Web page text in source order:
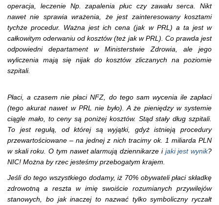
operacja, leczenie Np. zapalenia płuc czy zawału serca. Nikt
nawet nie sprawia wrażenia, że jest zainteresowany kosztami
tychże procedur. Ważna jest ich cena (jak w PRL) a ta jest w
całkowitym oderwaniu od kosztów (też jak w PRL). Co prawda jest
odpowiedni departament w Ministerstwie Zdrowia, ale jego
wyliczenia mają się nijak do kosztów zliczanych na poziomie
szpitali.
Płaci, a czasem nie płaci NFZ, do tego sam wycenia ile zapłaci
(tego akurat nawet w PRL nie było). A że pieniędzy w systemie
ciągle mało, to ceny są poniżej kosztów. Stąd stały dług szpitali.
To jest regułą, od której są wyjątki, gdyż istnieją procedury
przewartościowane – na jednej z nich tracimy ok. 1 miliarda PLN
w skali roku. O tym nawet alarmują dziennikarze i jaki jest wynik?
NIC! Można by rzec jesteśmy przebogatym krajem.
Jeśli do tego wszystkiego dodamy, iż 70% obywateli płaci składkę
zdrowotną a reszta w imię swoiście rozumianych przywilejów
stanowych, bo jak inaczej to nazwać tylko symboliczny ryczałt